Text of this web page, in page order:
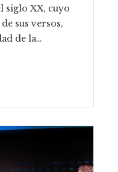
siglo XX, cuyo
sus versos,
de la…